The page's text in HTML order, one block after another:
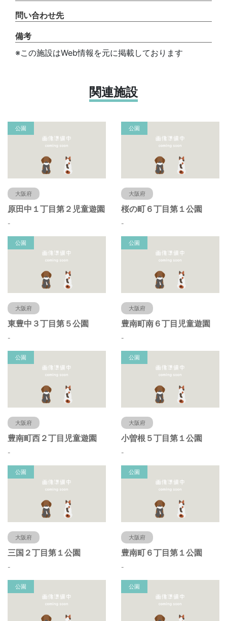
問い合わせ先
備考
※この施設はWeb情報を元に掲載しております
関連施設
公園
大阪府
原田中１丁目第２児童遊園
-
公園
大阪府
桜の町６丁目第１公園
-
公園
大阪府
東豊中３丁目第５公園
-
公園
大阪府
豊南町南６丁目児童遊園
-
公園
大阪府
豊南町西２丁目児童遊園
-
公園
大阪府
小曽根５丁目第１公園
-
公園
大阪府
三国２丁目第１公園
-
公園
大阪府
豊南町６丁目第１公園
-
公園 公園